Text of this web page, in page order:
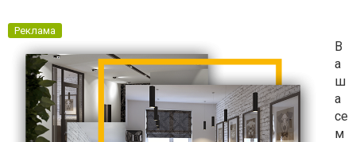
Реклама
В
а
ш
а
се
м